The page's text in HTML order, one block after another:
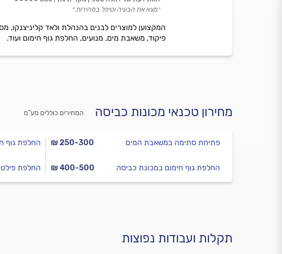
המקצוען למוצרים לבנים בהנהלת ולאד קליניצנקו,
פיקוד, משאבת מים, מנועים, החלפת גוף חימום ועוד.
״מצא את הבעיה וטיפל במהירות.״
מחירון טכנאי מכונות כביסה המחירים כוללים מע”מ
₪ 250-300 פתיחת סתימה במשאבת המים
₪ 400-500 החלפת גוף חימום במכונת כביסה
החלפת גוף
החלפת
תקלות ועבודות נפוצות